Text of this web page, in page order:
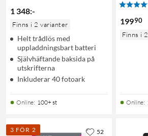
1 348:-
Finns i 2 varianter
Helt trådlös med
uppladdningsbart batteri
Självhäftande baksida på
utskrifterna
Inkluderar 40 fotoark
Online: 100+ st
19990
Finns i
Online:
3 FÖR 2 52